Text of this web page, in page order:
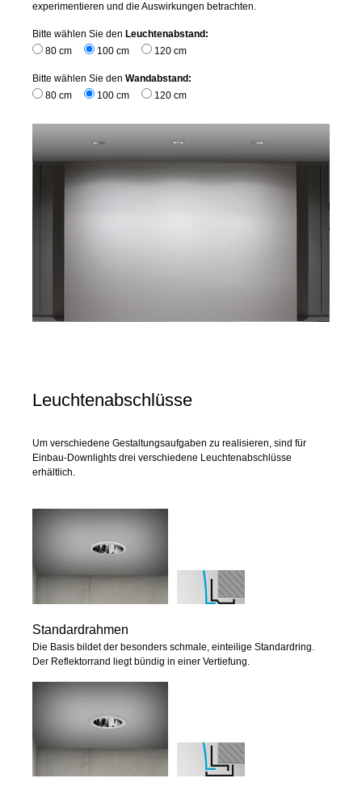
experimentieren und die Auswirkungen betrachten.
Bitte wählen Sie den Leuchtenabstand:
80 cm
100 cm 120 cm
Bitte wählen Sie den Wandabstand:
80 cm
100 cm 120 cm
Leuchtenabschlüsse
Um verschiedene Gestaltungsaufgaben zu realisieren, sind für
Einbau-Downlights drei verschiedene Leuchtenabschlüsse
erhältlich.
Standardrahmen
Die Basis bildet der besonders schmale, einteilige Standardring.
Der Reflektorrand liegt bündig in einer Vertiefung.